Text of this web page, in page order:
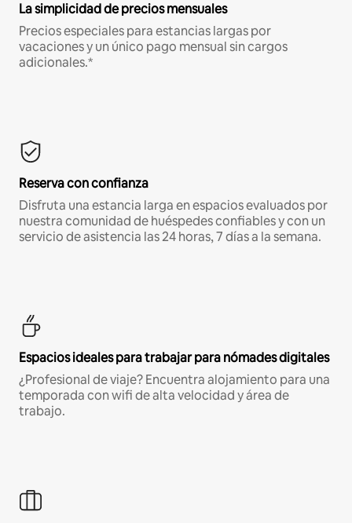
La simplicidad de precios mensuales
Precios especiales para estancias largas por
vacaciones y un único pago mensual sin cargos
adicionales.*
Reserva con confianza
Disfruta una estancia larga en espacios evaluados por
nuestra comunidad de huéspedes confiables y con un
servicio de asistencia las 24 horas, 7 días a la semana.
Espacios ideales para trabajar para nómades digitales
¿Profesional de viaje? Encuentra alojamiento para una
temporada con wifi de alta velocidad y área de
trabajo.